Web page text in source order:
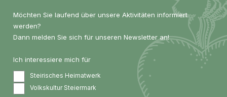
Möchten Sie laufend über unsere Aktivitäten informiert
werden?
Dann melden Sie sich für unseren Newsletter an!
Ich interessiere mich für
Steirisches Heimatwerk
Volkskultur Steiermark